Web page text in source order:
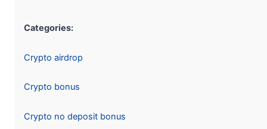
Categories:
Crypto airdrop
Crypto bonus
Crypto no deposit bonus